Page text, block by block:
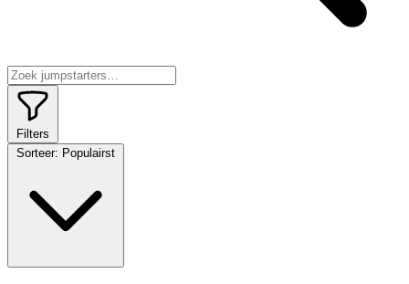
Filters
Sorteer: Populairst